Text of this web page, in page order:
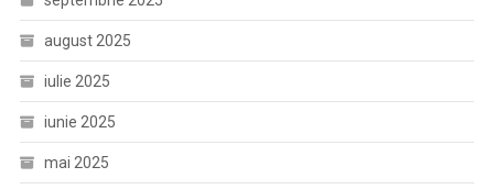
august 2025
iulie 2025
iunie 2025
mai 2025